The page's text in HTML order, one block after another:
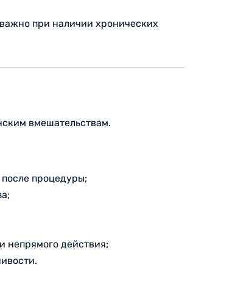
при наличии хронических
вмешательствам.
процедуры;
непрямого действия;